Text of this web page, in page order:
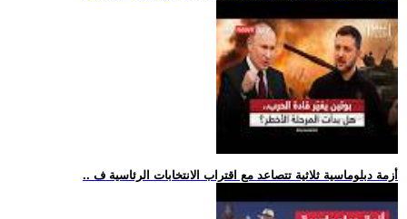
.. أزمة دبلوماسية ثلاثية تتصاعد مع اقتراب الانتخابات الرئاسية ف